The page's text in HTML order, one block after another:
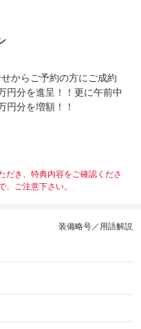
せからご予約の方にご成約
円分を進呈！！更に午前中
円分を増額！！
き、特典内容をご確認くださ
、ご注意下さい。
装備略号／用語解説